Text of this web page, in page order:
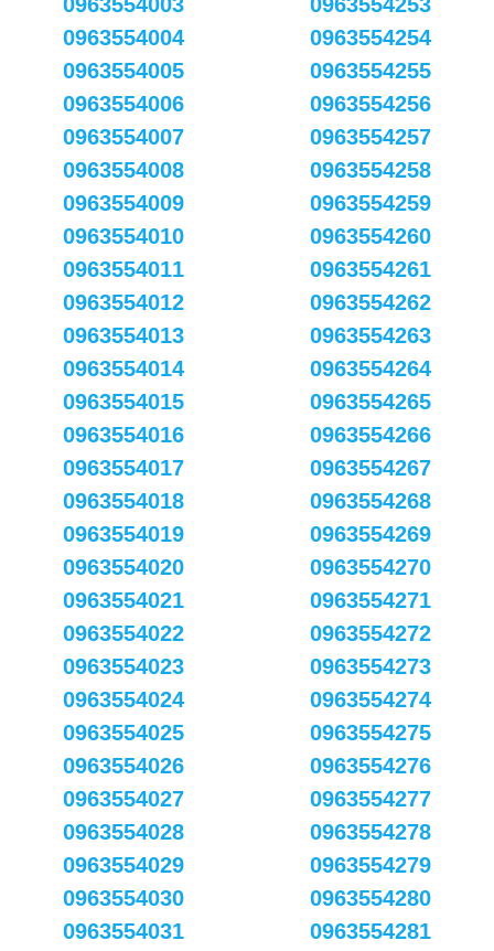
0963554004
0963554005
0963554006
0963554007
0963554008
0963554009
0963554010
0963554011
0963554012
0963554013
0963554014
0963554015
0963554016
0963554017
0963554018
0963554019
0963554020
0963554021
0963554022
0963554023
0963554024
0963554025
0963554026
0963554027
0963554028
0963554029
0963554030
0963554031
0963554254
0963554255
0963554256
0963554257
0963554258
0963554259
0963554260
0963554261
0963554262
0963554263
0963554264
0963554265
0963554266
0963554267
0963554268
0963554269
0963554270
0963554271
0963554272
0963554273
0963554274
0963554275
0963554276
0963554277
0963554278
0963554279
0963554280
0963554281